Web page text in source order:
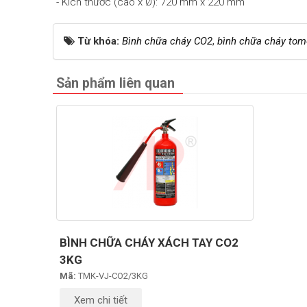
Từ khóa: Bình chữa cháy CO2, bình chữa cháy
Sản phẩm liên quan
BÌNH CHỮA CHÁY XÁCH TAY CO2
3KG
Mã: TMK-VJ-CO2/3KG
Xem chi tiết